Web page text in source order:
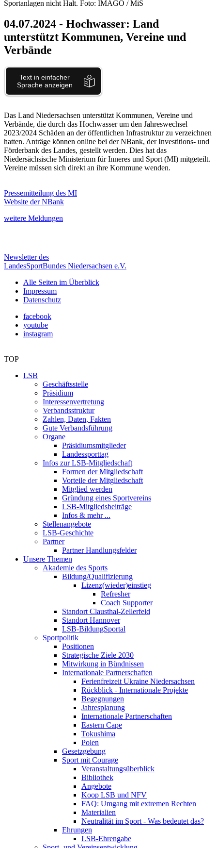
Sportanlagen nicht Halt. Foto: IMAGO / MiS
04.07.2024 - Hochwasser: Land
unterstützt Kommunen, Vereine und
Verbände
Das Land Niedersachsen unterstützt Kommunen, Vereine und
Verbände, die durch das Hochwasser um den Jahreswechsel
2023/2024 Schäden an der öffentlichen Infrastruktur zu verzeichnen
hatten. Anträge können online bei der NBank, der Investitions- und
Förderbank des Landes, gestellt werden. Dies hat das
Niedersächsische Ministerium für Inneres und Sport (MI) mitgeteilt.
Vereine müssen sich direkt an ihre Kommune wenden.
Pressemitteilung des MI
Website der NBank
weitere Meldungen
Newsletter des
LandesSportBundes Niedersachsen e.V.
Alle Seiten im Überblick
Impressum
Datenschutz
facebook
youtube
instagram
TOP
LSB
Geschäftsstelle
Präsidium
Interessenvertretung
Verbandsstruktur
Zahlen, Daten, Fakten
Gute Verbandsführung
Organe
Präsidiumsmitglieder
Landessporttag
Infos zur LSB-Mitgliedschaft
Formen der Mitgliedschaft
Vorteile der Mitgliedschaft
Mitglied werden
Gründung eines Sportvereins
LSB-Mitgliedsbeiträge
Infos & mehr ...
Stellenangebote
LSB-Geschichte
Partner
Partner Handlungsfelder
Unsere Themen
Akademie des Sports
Bildung/Qualifizierung
Lizenz(wieder)einstieg
Refresher
Coach Supporter
Standort Clausthal-Zellerfeld
Standort Hannover
LSB-BildungSportal
Sportpolitik
Positionen
Strategische Ziele 2030
Mitwirkung in Bündnissen
Internationale Partnerschaften
Ferienfreizeit Ukraine Niedersachsen
Rückblick - Internationale Projekte
Begegnungen
Jahresplanung
Internationale Partnerschaften
Eastern Cape
Tokushima
Polen
Gesetzgebung
Sport mit Courage
Veranstaltungsüberblick
Bibliothek
Angebote
Koop LSB und NFV
FAQ: Umgang mit extremen Rechten
Materialien
Neutralität im Sport - Was bedeutet das?
Ehrungen
LSB-Ehrengabe